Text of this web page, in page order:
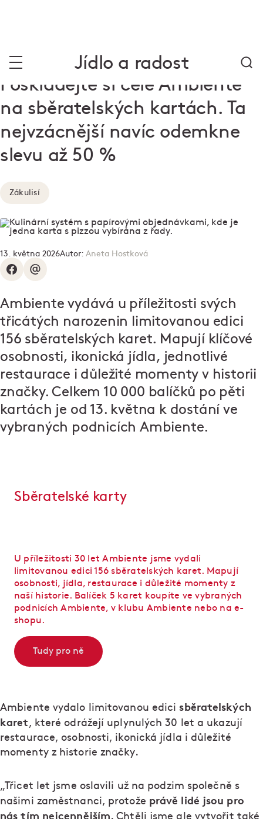
Jídlo a radost
Poskládejte si celé Ambiente
na sběratelských kartách. Ta
nejvzácnější navíc odemkne
slevu až 50 %
Zákulisí
13. května 2026Autor: Aneta Hostková
Ambiente vydává u příležitosti svých
třicátých narozenin limitovanou edici
156 sběratelských karet. Mapují klíčové
osobnosti, ikonická jídla, jednotlivé
restaurace i důležité momenty v historii
značky. Celkem 10 000 balíčků po pěti
kartách je od 13. května k dostání ve
vybraných podnicích Ambiente.
Sběratelské karty
U příležitosti 30 let Ambiente jsme vydali
limitovanou edici 156 sběratelských karet. Mapují
osobnosti, jídla, restaurace i důležité momenty z
naší historie. Balíček 5 karet koupíte ve vybraných
podnicích Ambiente, v klubu Ambiente nebo na e-
shopu.
Tudy pro ně
Ambiente vydalo limitovanou edicisběratelských
karet, které odrážejí uplynulých 30 let a ukazují
restaurace, osobnosti, ikonická jídla i důležité
momenty z historie značky.
„Třicet let jsme oslavili už na podzim společně s
našimi zaměstnanci, protože právě lidé jsou pro
nás tím nejcennějším. Chtěli jsme ale vytvořit také